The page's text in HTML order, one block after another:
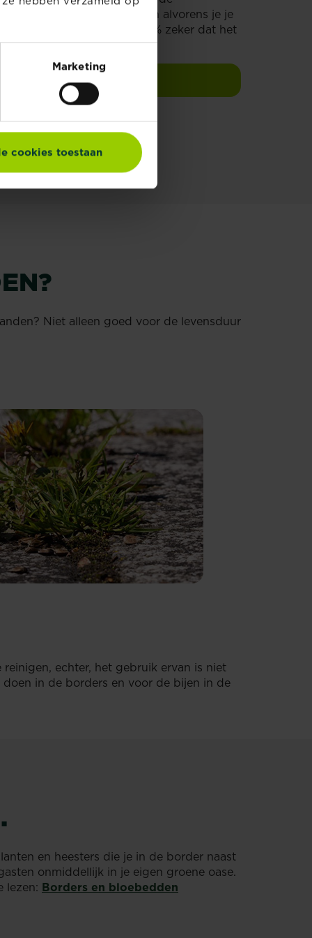
Marketing
cookies toestaan
en grondig door te nemen alvorens je je
Enkel zo ben je 100% zeker dat het
groene aanslagreiniger
Niet alleen goed voor de levensduur
echter, het gebruik ervan is niet
in de borders en voor de bijen in de
en heesters die je in de border naast
onmiddellijk in je eigen groene oase.
lezen: Borders en bloebedden